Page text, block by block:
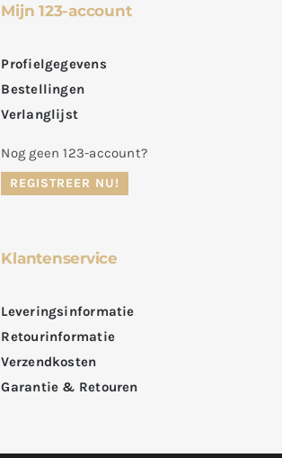
Mijn 123-account
Profielgegevens
Bestellingen
Verlanglijst
Nog geen 123-account?
REGISTREER NU!
Klantenservice
Leveringsinformatie
Retourinformatie
Verzendkosten
Garantie & Retouren